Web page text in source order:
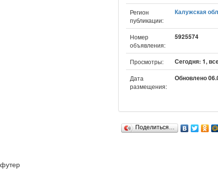
Регион
публикации:
Калужская
Номер
объявления:
5925574
Просмотры: Сегодня: 1,
Дата
размещения:
Обновлено
Поделиться…
футер